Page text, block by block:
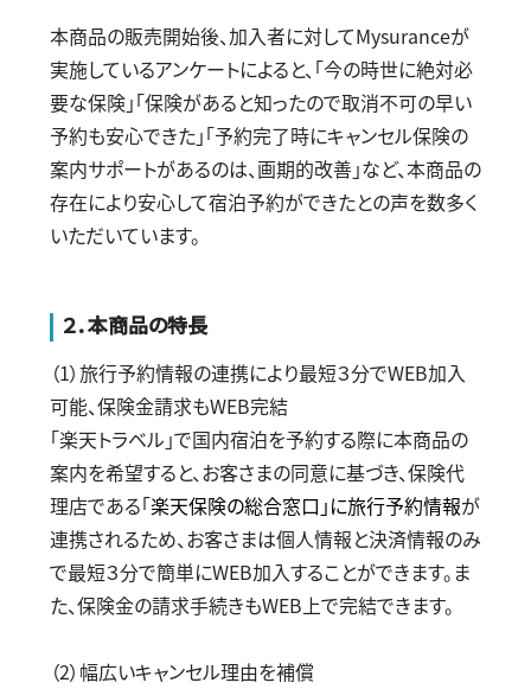
本商品の販売開始後、加入者に対してMysuranceが
実施しているアンケートによると、「今の時世に絶対必
要な保険」「保険があると知ったので取消不可の早い
予約も安心できた」「予約完了時にキャンセル保険の
案内サポートがあるのは、画期的改善」など、本商品の
存在により安心して宿泊予約ができたとの声を数多く
いただいています。
２．本商品の特長
（1）旅行予約情報の連携により最短３分でWEB加入
可能、保険金請求もWEB完結
「楽天トラベル」で国内宿泊を予約する際に本商品の
案内を希望すると、お客さまの同意に基づき、保険代
理店である「楽天保険の総合窓口」に旅行予約情報が
連携されるため、お客さまは個人情報と決済情報のみ
で最短３分で簡単にWEB加入することができます。ま
た、保険金の請求手続きもWEB上で完結できます。
（2）幅広いキャンセル理由を補償